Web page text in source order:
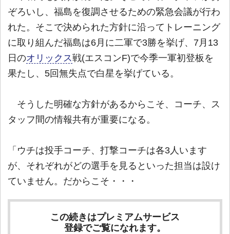
ぞろいし、福島を復調させるための緊急会議が行わ
れた。そこで決められた方針に沿ってトレーニング
に取り組んだ福島は6月に二軍で3勝を挙げ、7月13
日のオリックス戦(エスコンF)で今季一軍初登板を
果たし、5回無失点で白星を挙げている。
そうした明確な方針があるからこそ、コーチ、ス
タッフ間の情報共有が重要になる。
「ウチは投手コーチ、打撃コーチは各3人います
が、それぞれがどの選手を見るといった担当は設け
ていません。だからこそ・・・
この続きはプレミアムサービス
登録でご覧になれます。